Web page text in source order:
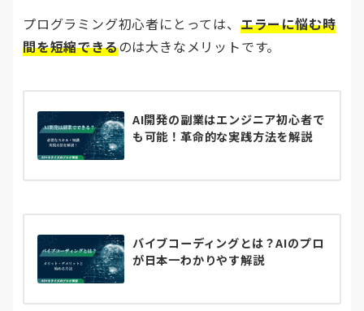
プログラミング初心者にとっては、 エラーに悩む時
間を短縮できるのは大きなメリットです。
AI開発の副業はエンジニア初心者で
も可能！革命的な実践方法を解説
バイブコーディングとは？AIのプロ
が日本一わかりやす解説